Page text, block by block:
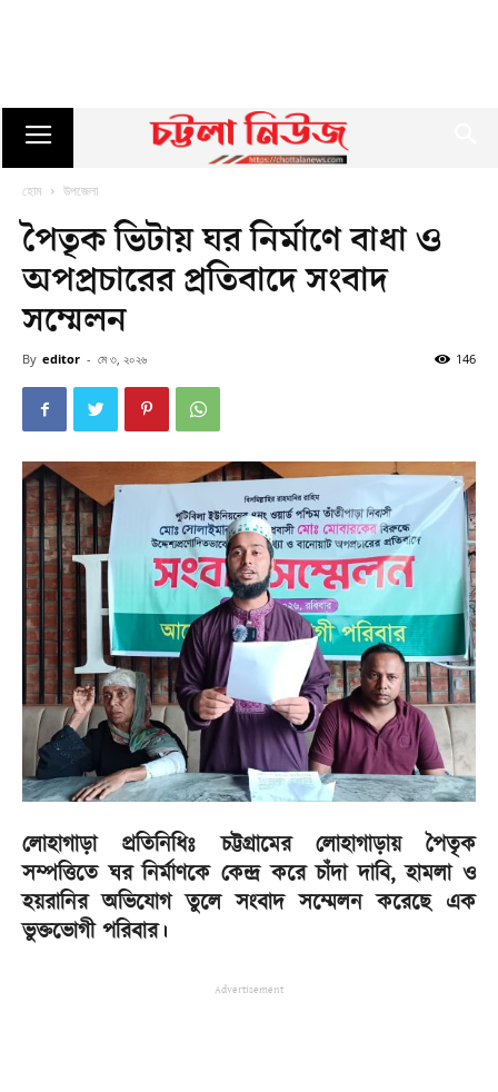
হোম উপজেলা
পৈতৃক ভিটায় ঘর নির্মাণে বাধা ও
অপপ্রচারের প্রতিবাদে সংবাদ
সম্মেলন
By editor - মে ৩, ২০২৬ 146
লোহাগাড়া প্রতিনিধিঃ চট্টগ্রামের লোহাগাড়ায় পৈতৃক
সম্পত্তিতে ঘর নির্মাণকে কেন্দ্র করে চাঁদা দাবি, হামলা ও
হয়রানির অভিযোগ তুলে সংবাদ সম্মেলন করেছে এক
ভুক্তভোগী পরিবার।
Advertisement